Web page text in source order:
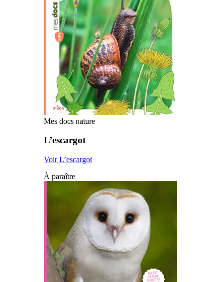
Mes docs nature
L’escargot
Voir L’escargot
À paraître